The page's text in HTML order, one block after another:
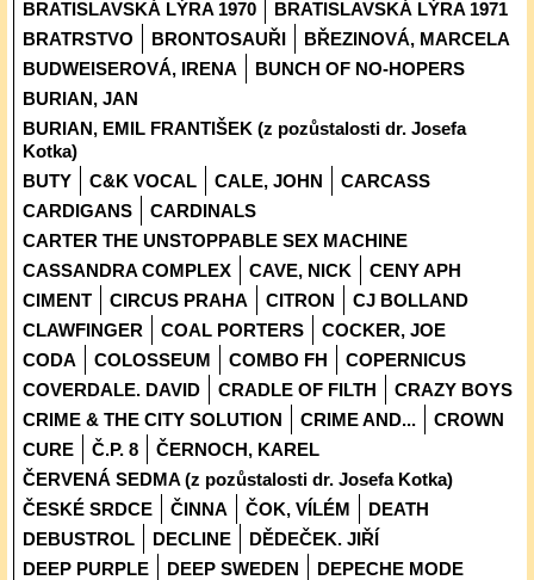
BRATISLAVSKÁ LÝRA 1970
BRATISLAVSKÁ LÝRA 1971
BRATRSTVO
BRONTOSAUŘI
BŘEZINOVÁ, MARCELA
BUDWEISEROVÁ, IRENA
BUNCH OF NO-HOPERS
BURIAN, JAN
BURIAN, EMIL FRANTIŠEK (z pozůstalosti dr. Josefa
Kotka)
BUTY
C&K VOCAL CALE, JOHN
CARCASS
CARDIGANS
CARDINALS
CARTER THE UNSTOPPABLE SEX MACHINE
CASSANDRA COMPLEX
CAVE, NICK
CENY APH
CIMENT
CIRCUS PRAHA CITRON
CJ BOLLAND
CLAWFINGER
COAL PORTERS
COCKER, JOE
CODA
COLOSSEUM COMBO FH
COPERNICUS
COVERDALE. DAVID
CRADLE OF FILTH
CRAZY BOYS
CRIME & THE CITY SOLUTION
CRIME AND...
CROWN
CURE
Č.P. 8
ČERNOCH, KAREL
ČERVENÁ SEDMA (z pozůstalosti dr. Josefa Kotka)
ČESKÉ SRDCE
ČINNA ČOK, VÍLÉM
DEATH
DEBUSTROL
DECLINE
DĚDEČEK. JIŘÍ
DEEP PURPLE
DEEP SWEDEN
DEPECHE MODE